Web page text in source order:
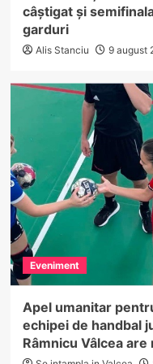
câștigat și
garduri
Alis Stanciu 9 august
Eveniment
Apel umanitar
echipei de handbal
Râmnicu Vâlcea